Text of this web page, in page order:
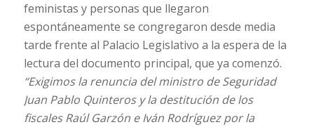
feministas y personas que llegaron
espontáneamente se congregaron desde media
tarde frente al Palacio Legislativo a la espera de la
lectura del documento principal, que ya comenzó.
“Exigimos la renuncia del ministro de Seguridad
Juan Pablo Quinteros y la destitución de los
fiscales Raúl Garzón e Iván Rodríguez por la